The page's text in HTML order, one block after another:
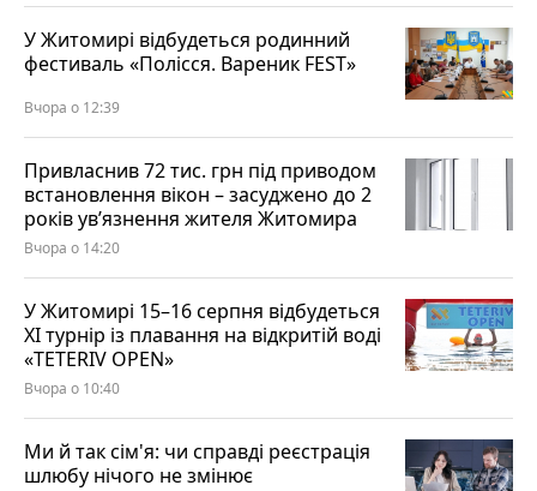
У Житомирі відбудеться родинний
фестиваль «Полісся. Вареник FEST»
Вчора о 12:39
Привласнив 72 тис. грн під приводом
встановлення вікон – засуджено до 2
років ув’язнення жителя Житомира
Вчора о 14:20
У Житомирі 15–16 серпня відбудеться
XI турнір із плавання на відкритій воді
«TETERIV OPEN»
Вчора о 10:40
Ми й так сім'я: чи справді реєстрація
шлюбу нічого не змінює